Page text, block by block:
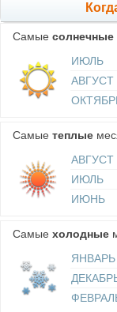
Самые солнечные
ИЮЛЬ
АВГУСТ
Самые теплые
АВГУСТ
ИЮЛЬ
ИЮНЬ
Самые холодные
ЯНВАРЬ